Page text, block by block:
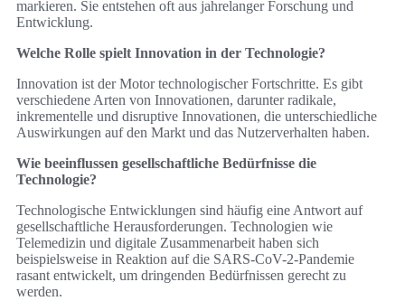
markieren. Sie entstehen oft aus jahrelanger Forschung und
Entwicklung.
Welche Rolle spielt Innovation in der Technologie?
Innovation ist der Motor technologischer Fortschritte. Es gibt
verschiedene Arten von Innovationen, darunter radikale,
inkrementelle und disruptive Innovationen, die unterschiedliche
Auswirkungen auf den Markt und das Nutzerverhalten haben.
Wie beeinflussen gesellschaftliche Bedürfnisse die
Technologie?
Technologische Entwicklungen sind häufig eine Antwort auf
gesellschaftliche Herausforderungen. Technologien wie
Telemedizin und digitale Zusammenarbeit haben sich
beispielsweise in Reaktion auf die SARS-CoV-2-Pandemie
rasant entwickelt, um dringenden Bedürfnissen gerecht zu
werden.